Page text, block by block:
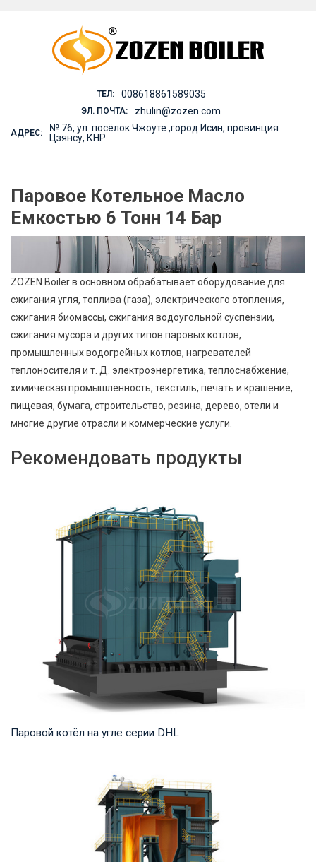
ТЕЛ: 008618861589035
ЭЛ. ПОЧТА: zhulin@zozen.com
АДРЕС:
№ 76, ул. посёлок Чжоуте ,город Исин, провинция
Цзянсу, КНР
Паровое Котельное Масло
Емкостью 6 Тонн 14 Бар
ZOZEN Boiler в основном обрабатывает оборудование для
сжигания угля, топлива (газа), электрического отопления,
сжигания биомассы, сжигания водоугольной суспензии,
сжигания мусора и других типов паровых котлов,
промышленных водогрейных котлов, нагревателей
теплоносителя и т. Д. электроэнергетика, теплоснабжение,
химическая промышленность, текстиль, печать и крашение,
пищевая, бумага, строительство, резина, дерево, отели и
многие другие отрасли и коммерческие услуги.
Рекомендовать продукты
Паровой котёл на угле серии DHL
продукта: 20-75 т/ч Температура на выходе...